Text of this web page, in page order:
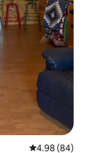
Calificación
4.98 (84)